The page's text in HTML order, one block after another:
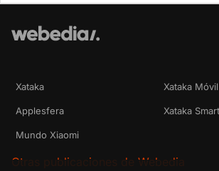
Xataka Xataka Móvil
Applesfera Xataka
Mundo Xiaomi
Otras publicaciones de Webedia